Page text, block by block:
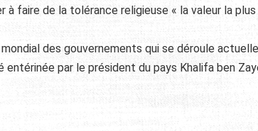
faire de la tolérance religieuse « la valeur la plus
des gouvernements qui se déroule
entérinée par le président du pays Khalifa ben